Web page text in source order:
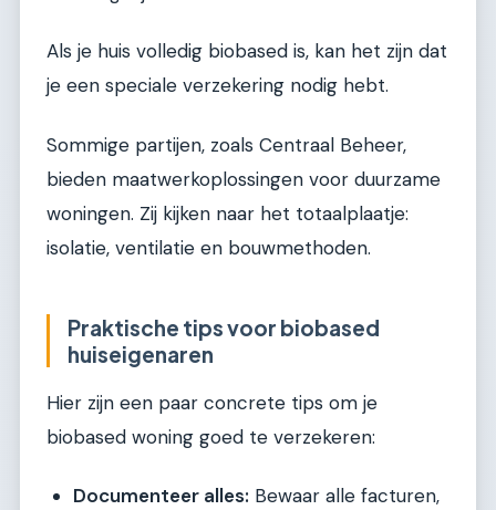
Als je huis volledig biobased is, kan het zijn dat
je een speciale verzekering nodig hebt.
Sommige partijen, zoals Centraal Beheer,
bieden maatwerkoplossingen voor duurzame
woningen. Zij kijken naar het totaalplaatje:
isolatie, ventilatie en bouwmethoden.
Praktische tips voor biobased
huiseigenaren
Hier zijn een paar concrete tips om je
biobased woning goed te verzekeren:
Documenteer alles: Bewaar alle facturen,